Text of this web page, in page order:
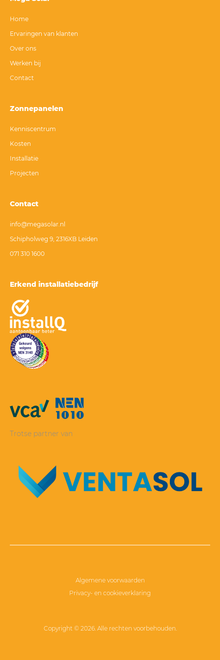
Home
Ervaringen van klanten
Over ons
Werken bij
Contact
Zonnepanelen
Kenniscentrum
Kosten
Installatie
Projecten
Contact
info@megasolar.nl
Schipholweg 9, 2316XB Leiden
071 310 1600
Erkend installatiebedrijf
Trotse partner van
Algemene voorwaarden
Privacy- en cookieverklaring
Copyright © 2026. Alle rechten voorbehouden.